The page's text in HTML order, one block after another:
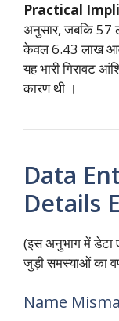
Practical
अनुसार, जबकि 57
केवल 6.43 लाख
यह भारी गिरावट
कारण थी ।
Data
Details
(इस अनुभाग में डेटा
जुड़ी समस्याओं का
Name